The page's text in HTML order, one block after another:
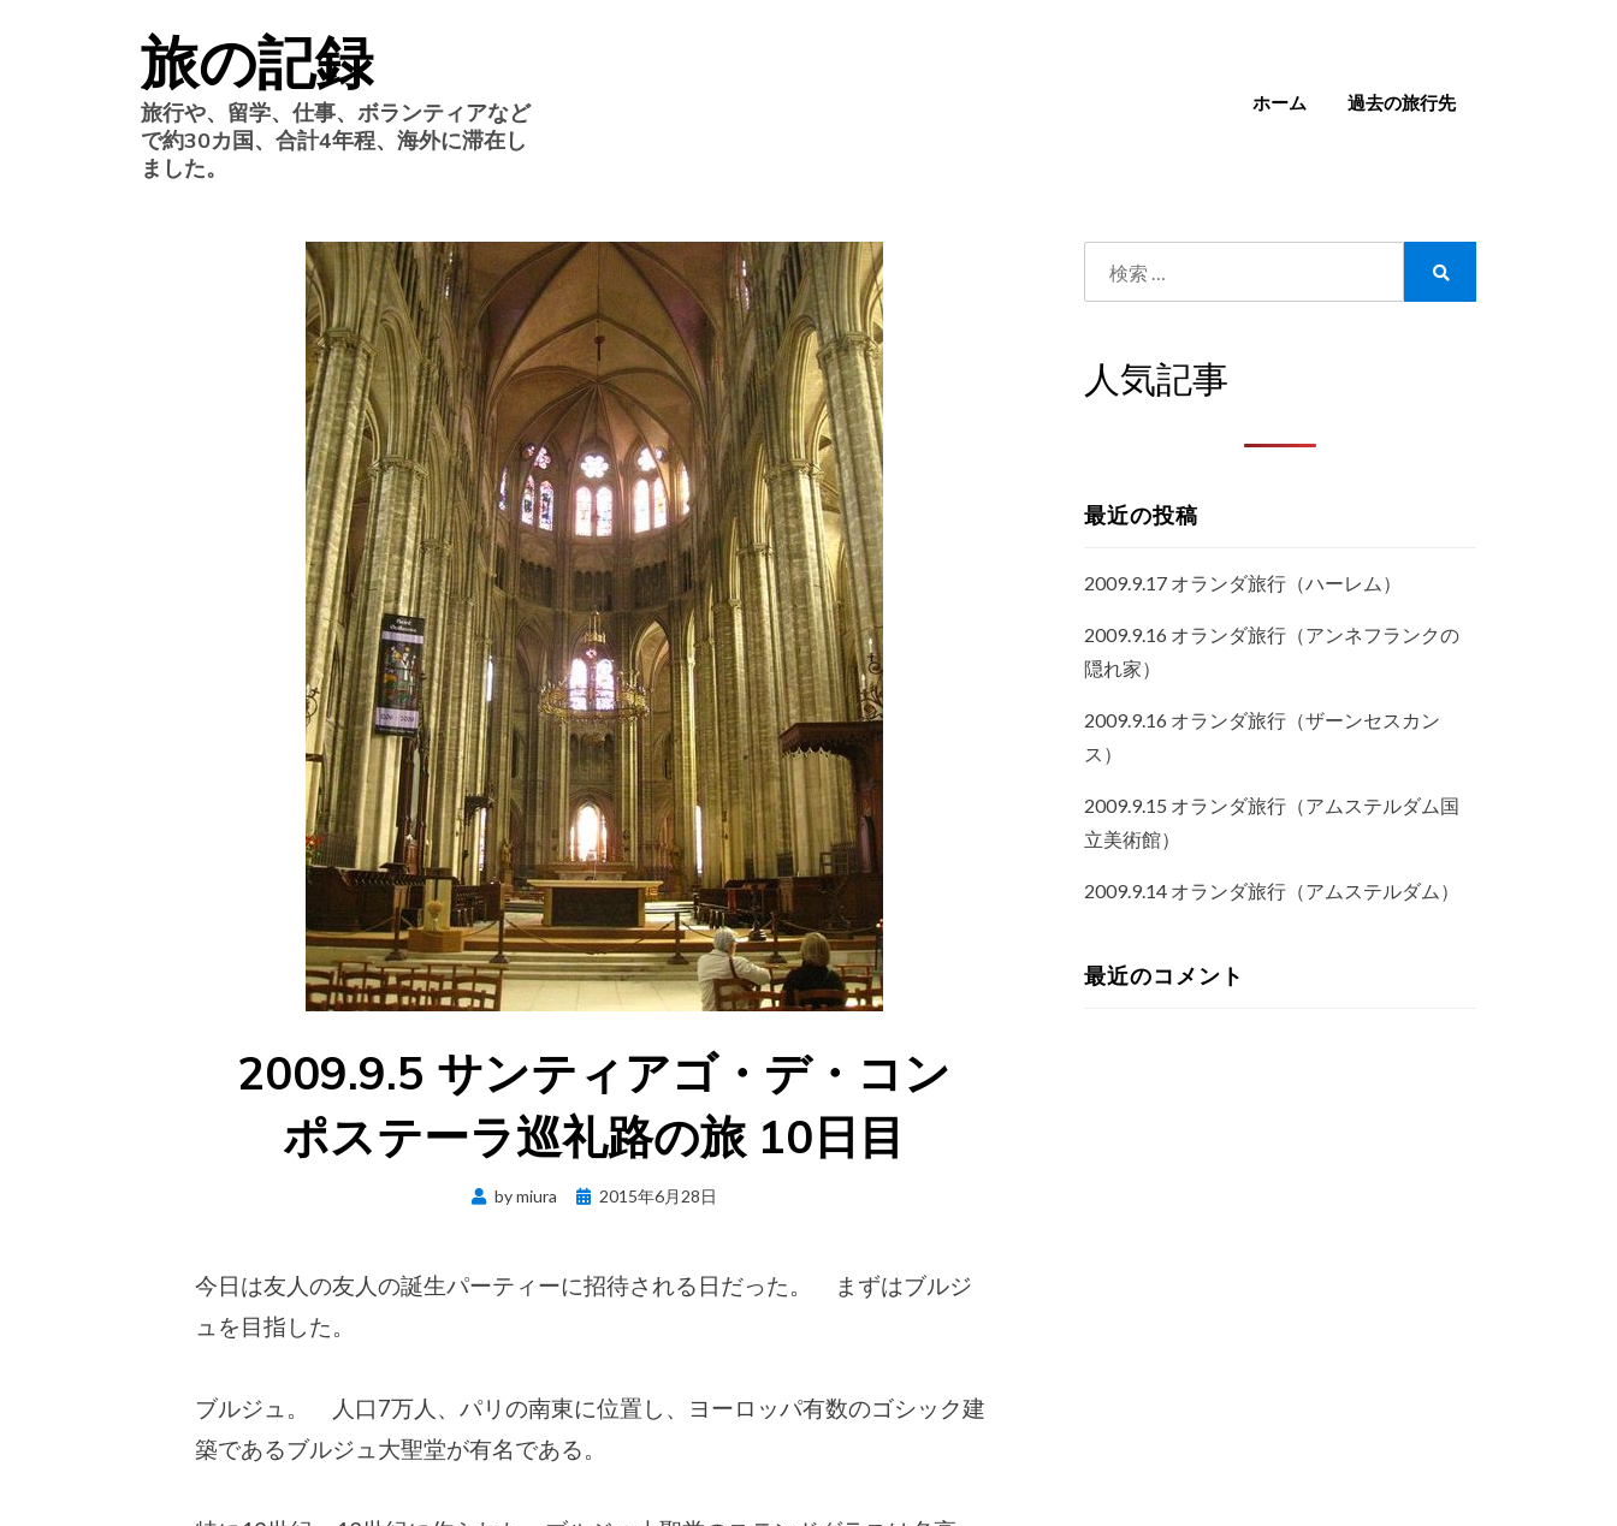
旅の記録
旅行や、留学、仕事、ボランティアなど
で約30カ国、合計4年程、海外に滞在し
ました。
ホーム 過去の旅行先
2009.9.5 サンティアゴ・デ・コン
ポステーラ巡礼路の旅 10日目
bymiura
Posted
2015年6月28日
今日は友人の友人の誕生パーティーに招待される日だった。 まずはブルジ
ュを目指した。
ブルジュ。 人口7万人、パリの南東に位置し、ヨーロッパ有数のゴシック建
築であるブルジュ大聖堂が有名である。
人気記事
最近の投稿
2009.9.17 オランダ旅行（ハーレム）
2009.9.16 オランダ旅行（アンネフランクの
隠れ家）
2009.9.16 オランダ旅行（ザーンセスカン
ス）
2009.9.15 オランダ旅行（アムステルダム国
立美術館）
2009.9.14 オランダ旅行（アムステルダム）
最近のコメント